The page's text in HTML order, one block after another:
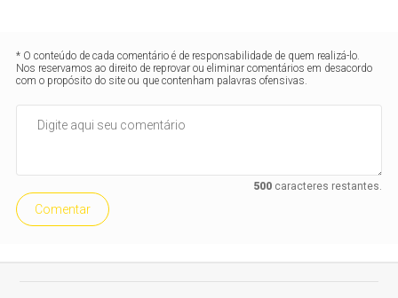
* O conteúdo de cada comentário é de responsabilidade de quem realizá-lo.
Nos reservamos ao direito de reprovar ou eliminar comentários em desacordo
com o propósito do site ou que contenham palavras ofensivas.
500caracteres restantes.
Comentar